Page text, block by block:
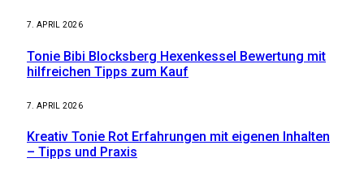
7. APRIL 2026
Tonie Bibi Blocksberg Hexenkessel Bewertung mit
hilfreichen Tipps zum Kauf
7. APRIL 2026
Kreativ Tonie Rot Erfahrungen mit eigenen Inhalten
– Tipps und Praxis